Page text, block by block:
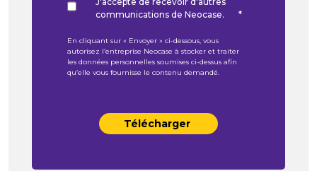
communications de Neocase.
*
En cliquant sur « Envoyer » ci-dessous, vous
autorisez l’entreprise Neocase à stocker et traiter
les données personnelles soumises ci-dessus afin
qu’elle vous fournisse le contenu demandé.